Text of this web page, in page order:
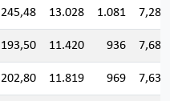
245,48 13.028 1.081 7,285
193,50 11.420 936 7,682
202,80 11.819 969 7,634